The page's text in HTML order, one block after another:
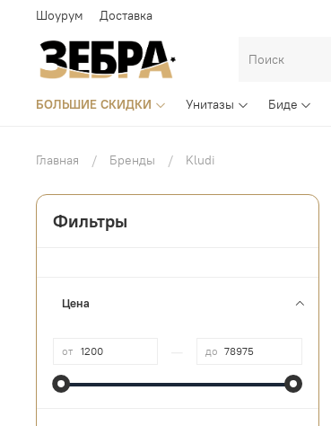
Шоурум Доставка
БОЛЬШИЕ СКИДКИ Унитазы Биде
Главная Бренды Kludi
Фильтры
Цена
от до